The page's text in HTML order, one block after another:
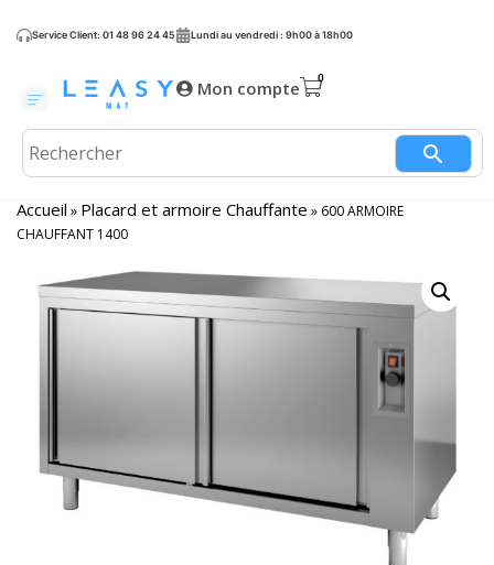
Service Client: 01 48 96 24 45 Lundi au vendredi : 9h00 à 18h00
Mon compte
Accueil » Placard et armoire Chauffante » 600 ARMOIRE
CHAUFFANT 1400